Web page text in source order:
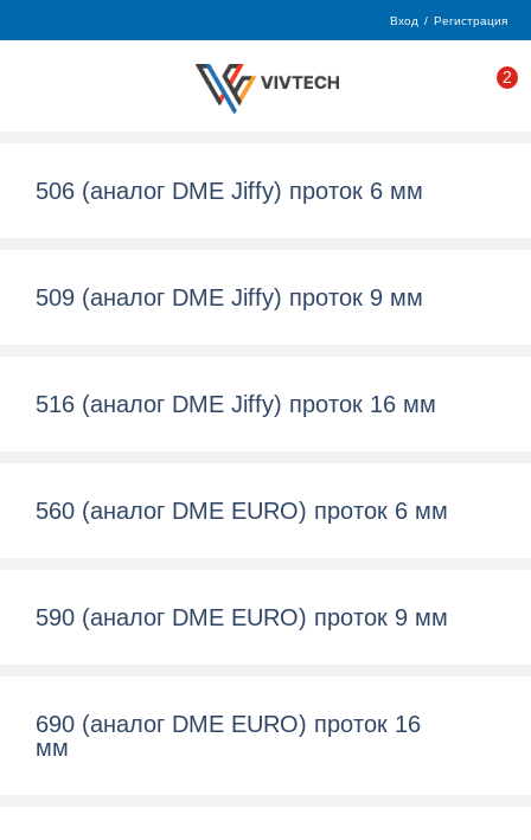
Вход / Регистрация
2
506 (аналог DME Jiffy) проток 6 мм
509 (аналог DME Jiffy) проток 9 мм
516 (аналог DME Jiffy) проток 16 мм
560 (аналог DME EURO) проток 6 мм
590 (аналог DME EURO) проток 9 мм
690 (аналог DME EURO) проток 16
мм